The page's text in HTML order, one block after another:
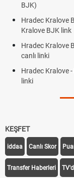
BJK)
Hradec Kralove
Kralove BJK link
Hradec Kralove
canlı linki
Hradec Kralove -
linki
KEŞFET
iddaa Canlı Skor
Transfer Haberleri